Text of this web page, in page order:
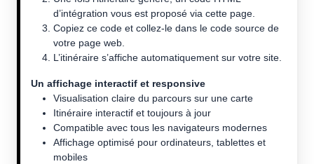
d’intégration vous est proposé via cette page.
Copiez ce code et collez-le dans le code source de
votre page web.
L’itinéraire s’affiche automatiquement sur votre site.
Un affichage interactif et responsive
Visualisation claire du parcours sur une carte
Itinéraire interactif et toujours à jour
Compatible avec tous les navigateurs modernes
Affichage optimisé pour ordinateurs, tablettes et
mobiles